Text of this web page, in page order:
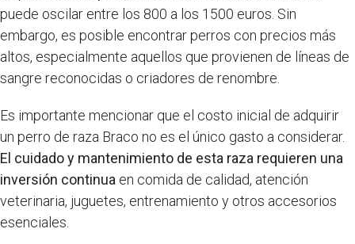
puede oscilar entre los 800 a los 1500 euros. Sin
embargo, es posible encontrar perros con precios más
altos, especialmente aquellos que provienen de líneas de
sangre reconocidas o criadores de renombre.
Es importante mencionar que el costo inicial de adquirir
un perro de raza Braco no es el único gasto a considerar.
El cuidado y mantenimiento de esta raza requieren una
inversión continua en comida de calidad, atención
veterinaria, juguetes, entrenamiento y otros accesorios
esenciales.